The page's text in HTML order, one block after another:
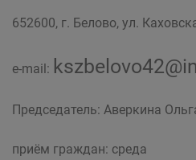
652600, г. Белово, ул.
e-mail:
Председатель: Аверкина
приём граждан: среда